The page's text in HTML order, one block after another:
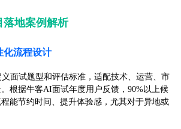
落地案例解析
化流程设计
面试题型和评估标准，适配技术、运营、市
根据牛客AI面试年度用户反馈，90%以上候
能节约时间、提升体验感，尤其对于异地或